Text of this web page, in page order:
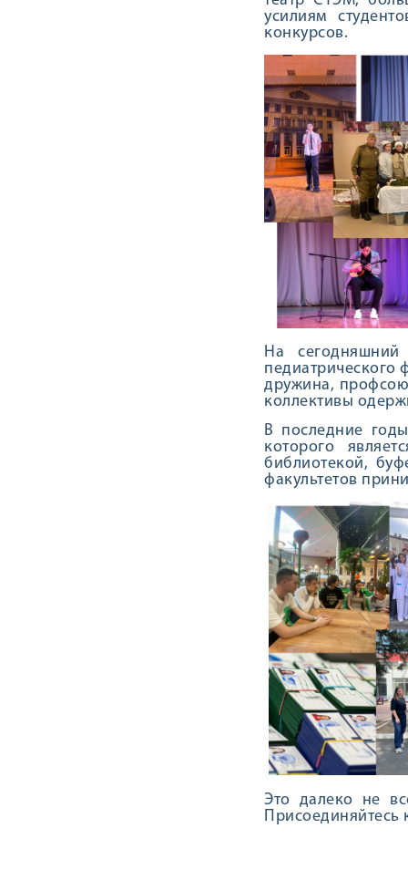
усилиям
конкурсов.
На
педиатрического
дружина,
коллективы
В последние
которого
библиотекой,
факультетов
Это далеко не